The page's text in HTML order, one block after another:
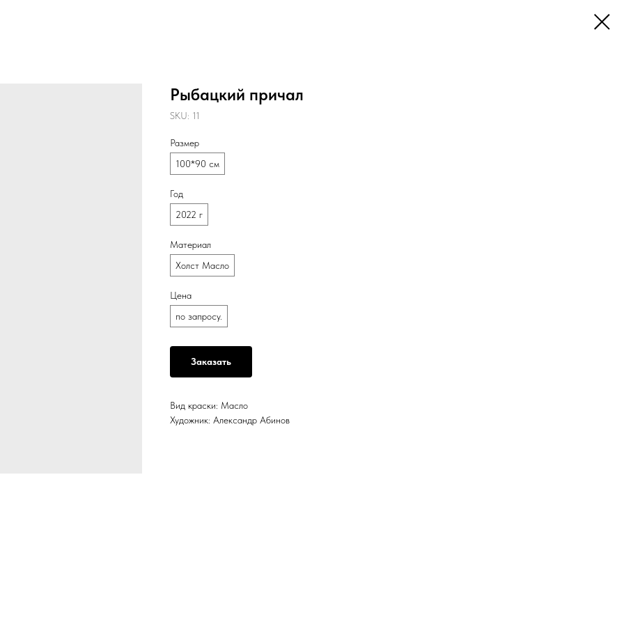
Рыбацкий причал
SKU: 11
Размер
100*90 см
Год
2022 г
Материал
Холст Масло
Цена
по запросу.
Заказать
Вид краски: Масло
Художник: Александр Абинов